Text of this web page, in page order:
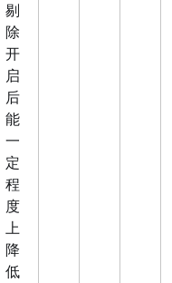
剔
除
开
启
后
能
一
定
程
度
上
降
低